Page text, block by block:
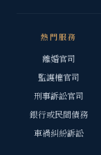
熱門服務
離婚官司
監護權官司
刑事訴訟官司
銀行或民間債務
車禍糾紛訴訟